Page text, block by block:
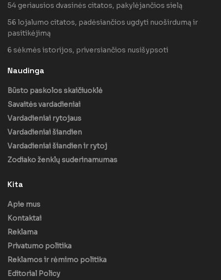
54 geriausios dvasinės citatos, pakylėjančios sielą
56 lojalumo citatos, padėsiančios ugdyti nuoširdumą ir
pasitikėjimą
6 sėkmės istorijos, priversiančios nusišypsoti
Naudinga
Būsto paskolos skaičiuoklė
Savaitės vardadieniai
Vardadieniai rytojaus
Vardadieniai šiandien
Vardadieniai šiandien ir rytoj
Zodiako ženklų suderinamumas
Kita
Apie mus
Kontaktai
Reklama
Privatumo politika
Reklamos ir rėmimo politika
Editorial Policy